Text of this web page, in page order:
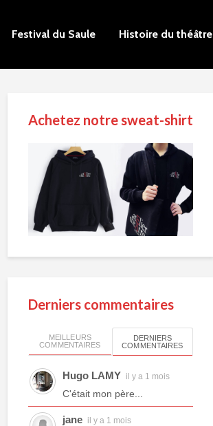
Festival du Saule Histoire du théâtre
Achetez notre sweat-shirt
Derniers commentaires
MEILLEURS
COMMENTAIRES
DERNIERS
COMMENTAIRES
Hugo LAMY il y a 1 mois
C'était mon père...
jane il y a 1 mois